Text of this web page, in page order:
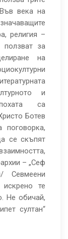
Във века на
религия –
ползват за
на
и
са
Ботев
поговорка,
се скъпят
– „Сеф
Севмеени
те
Не обичай,
султан“